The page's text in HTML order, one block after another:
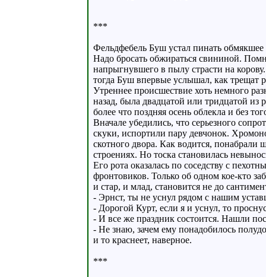
***
Фельдфебель Буш устал пинать обмякшее
Надо бросать обжираться свининой.
напрыгнувшего в пылу страсти на
тогда Буш впервые услышал, как трещат
Утреннее происшествие хоть немного
назад, была двадцатой или тридцатой из
более что поздняя осень облекла и без
Вначале убедились, что серьезного
скуки, испортили пару девчонок.
скотного двора. Как водится,
строениях. Но тоска становилась
Его рота оказалась по соседству с
фронтовиков. Только об одном кое-кто
и стар, и млад, становится не до
- Эрнст, ты не уснул рядом с нашим
- Дорогой Курт, если я и уснул, то
- И все же праздник состоится. Нашли
- Не знаю, зачем ему понадобилось
и то краснеет, наверное.
***